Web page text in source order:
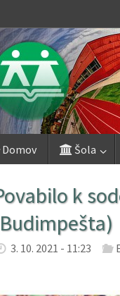
Domov Šola
k
3. 10. 2021 - 11:23